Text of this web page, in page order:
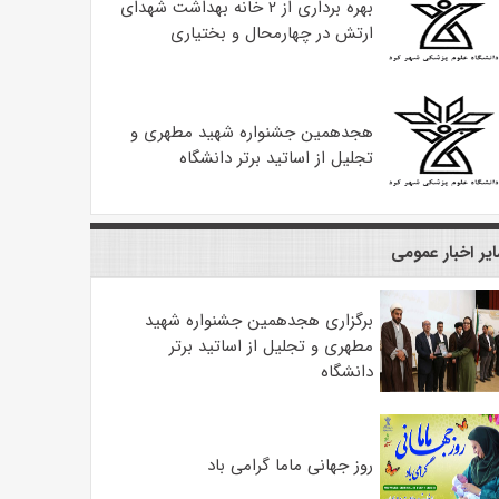
بهره ‌برداری از ۲ خانه بهداشت شهدای
ارتش در چهارمحال و بختیاری
هجدهمین جشنواره شهید مطهری و
تجلیل از اساتید برتر دانشگاه
اخبار عمومی
برگزاری هجدهمین جشنواره شهید
مطهری و تجلیل از اساتید برتر
دانشگاه
روز جهانی ماما گرامی باد